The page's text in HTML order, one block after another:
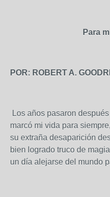
Para
POR: ROBERT A.
Los años pasaron
marcó mi vida para
su extraña desaparición
bien logrado truco de
un día alejarse del mundo